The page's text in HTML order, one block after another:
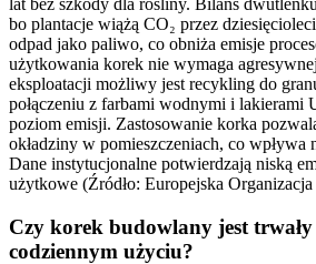
lat bez szkody dla rośliny. Bilans
bo plantacje wiążą CO₂ przez
odpad jako paliwo, co obniża emisje
użytkowania korek nie wymaga
eksploatacji możliwy jest recykling do
połączeniu z farbami wodnymi i lakierami
poziom emisji. Zastosowanie korka
okładziny w pomieszczeniach, co wpływa
Dane instytucjonalne potwierdzają niską
użytkowe (Źródło: Europejska
Czy korek budowlany jest
codziennym użyciu?